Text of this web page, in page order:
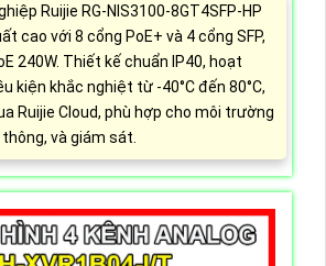
Ruijie RG-NIS3100-8GT4SFP-HP
cao với 8 cổng PoE+ và 4 cổng SFP,
240W. Thiết kế chuẩn IP40, hoạt
kiện khắc nghiệt từ -40°C đến 80°C,
Ruijie Cloud, phù hợp cho môi trường
và giám sát.